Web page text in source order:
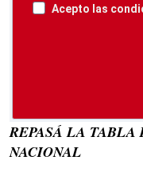
Acepto las
REPASÁ LA
NACIONAL